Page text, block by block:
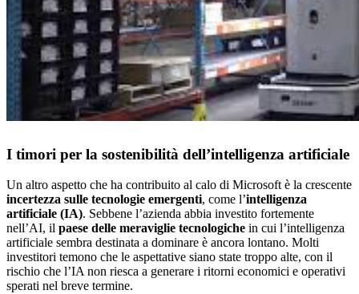
I timori per la sostenibilità dell’intelligenza artificiale
Un altro aspetto che ha contribuito al calo di Microsoft è la crescente
incertezza sulle tecnologie emergenti, come l’intelligenza
artificiale (IA). Sebbene l’azienda abbia investito fortemente
nell’AI, il paese delle meraviglie tecnologiche in cui l’intelligenza
artificiale sembra destinata a dominare è ancora lontano. Molti
investitori temono che le aspettative siano state troppo alte, con il
rischio che l’IA non riesca a generare i ritorni economici e operativi
sperati nel breve termine.